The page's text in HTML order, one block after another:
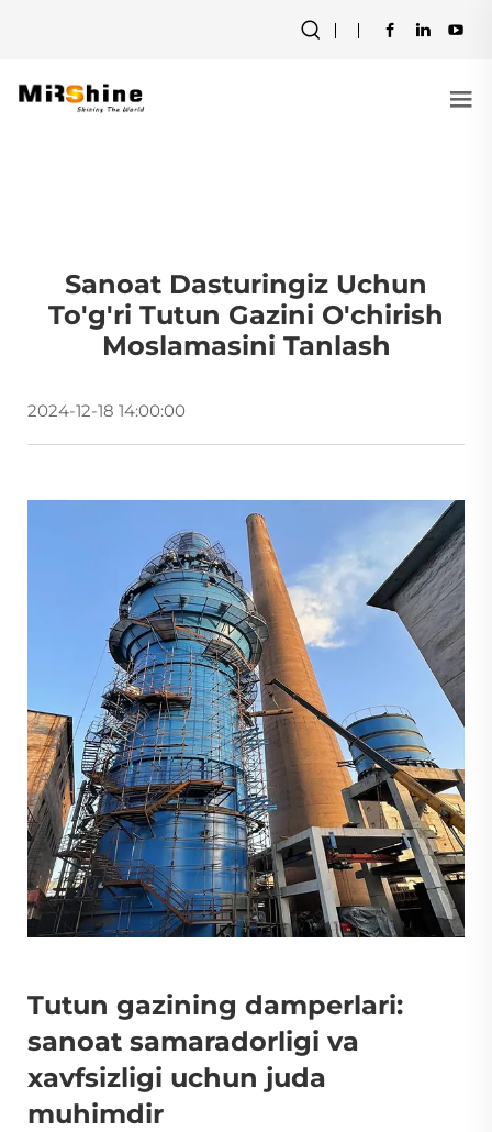
Sanoat Dasturingiz Uchun
To'g'ri Tutun Gazini O'chirish
Moslamasini Tanlash
2024-12-18 14:00:00
Tutun gazining damperlari:
sanoat samaradorligi va
xavfsizligi uchun juda
muhimdir